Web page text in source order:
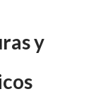
y